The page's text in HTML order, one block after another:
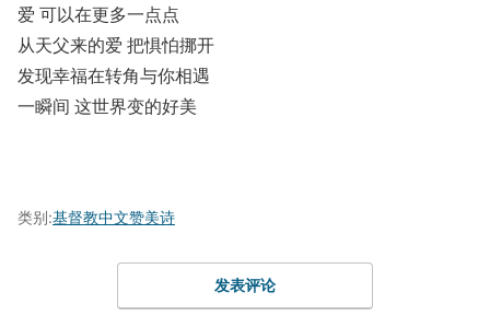
爱 可以在更多一点点
从天父来的爱 把惧怕挪开
发现幸福在转角与你相遇
一瞬间 这世界变的好美
类别:基督教中文赞美诗
发表评论